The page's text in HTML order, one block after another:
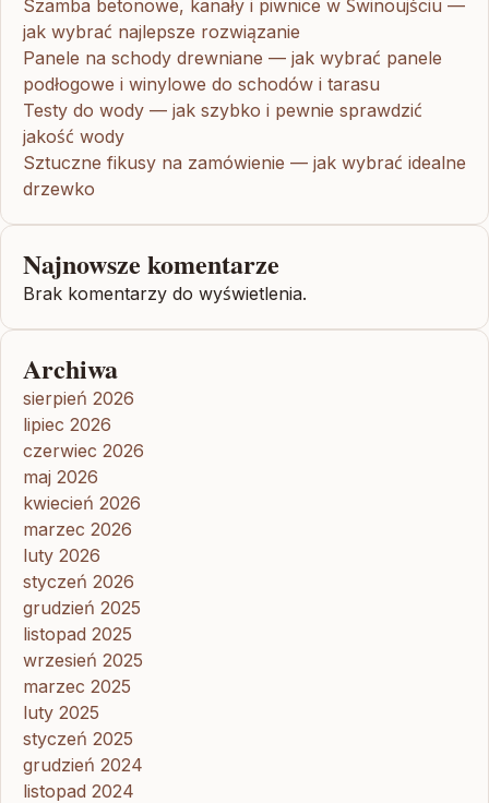
Szamba betonowe, kanały i piwnice w Świnoujściu —
jak wybrać najlepsze rozwiązanie
Panele na schody drewniane — jak wybrać panele
podłogowe i winylowe do schodów i tarasu
Testy do wody — jak szybko i pewnie sprawdzić
jakość wody
Sztuczne fikusy na zamówienie — jak wybrać idealne
drzewko
Najnowsze komentarze
Brak komentarzy do wyświetlenia.
Archiwa
sierpień 2026
lipiec 2026
czerwiec 2026
maj 2026
kwiecień 2026
marzec 2026
luty 2026
styczeń 2026
grudzień 2025
listopad 2025
wrzesień 2025
marzec 2025
luty 2025
styczeń 2025
grudzień 2024
listopad 2024